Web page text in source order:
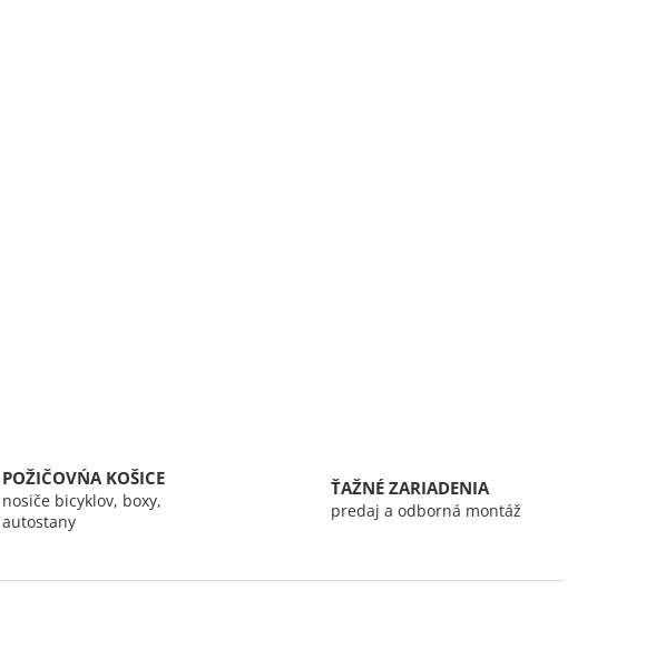
POŽIČOVŃA KOŠICE
nosiče bicyklov, boxy,
autostany
ŤAŽNÉ ZARIADENIA
predaj a odborná montáž